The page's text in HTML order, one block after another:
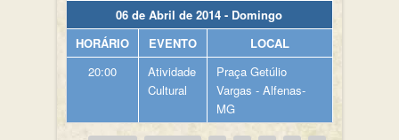
06 de Abril de 2014 - Domingo
HORÁRIO
EVENTO
LOCAL
20:00
Atividade
Cultural
Praça Getúlio
Vargas - Alfenas-
MG